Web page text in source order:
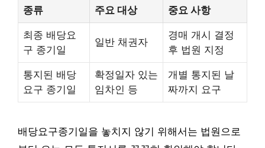
종류 주요 대상 중요 사항
최종 배당요
구 종기일
일반 채권자
경매 개시 결정
후 법원 지정
통지된 배당
요구 종기일
확정일자 있는
임차인 등
개별 통지된 날
짜까지 요구
배당요구종기일을 놓치지 않기 위해서는 법원으로